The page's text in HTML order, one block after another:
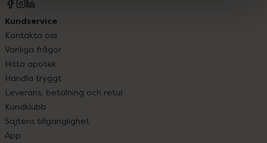
Kundservice
Kontakta oss
Vanliga frågor
Hitta apotek
Handla tryggt
Leverans, betalning och retur
Kundklubb
Sajtens tillgänglighet
App